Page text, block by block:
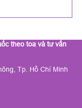
theo toa và tư vấn
Tp. Hồ Chí Minh